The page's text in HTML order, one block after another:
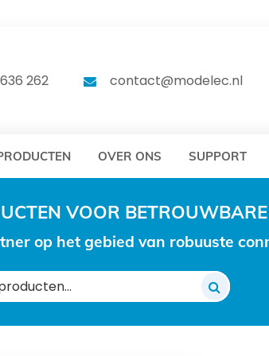
262 contact@modelec.nl
OVER ONS SUPPORT
VOOR
op het gebied van robuuste